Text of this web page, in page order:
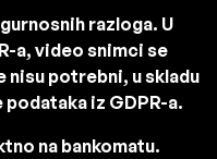
razloga. U
a, video snimci se
nisu potrebni, u skladu
iz GDPR-a.
na bankomatu.